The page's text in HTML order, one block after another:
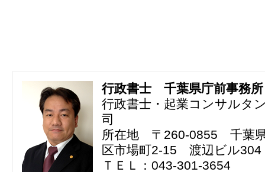
行政書士 千葉県庁前事務所
行政書士・起業コンサルタ
司
所在地 〒260-0855 千葉
区市場町2-15 渡辺ビル304
ＴＥＬ：043-301-3654